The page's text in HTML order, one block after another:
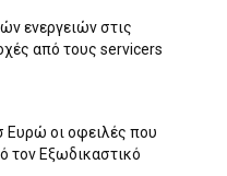
ενεργειών στις
από τους servicers
Ευρώ οι οφειλές που
τον Εξωδικαστικό